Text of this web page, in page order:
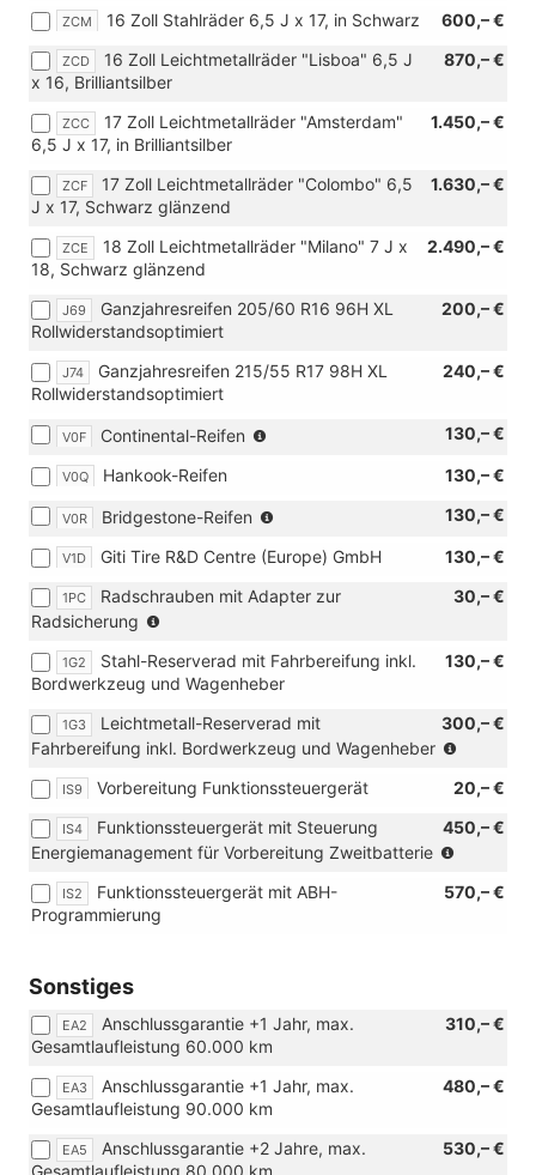
mit
Energiemanagement
Vorbereitung
Zweitbatterie)
TDI
kW
[3NR]
3er-
in
2.
(klapp-,
herausnehmbar)
mit
u.
Top
außen,
2
in
3.
Verbindung
2.0
90
1.5
kW
3er-
in
(klapp-,
Isofix
u.
Top
Tether
3.
SR)
ZCM 600,– €
16 Zoll Stahlräder 6,5 J x 17, in Schwarz
ZCD 870,– €
16 Zoll Leichtmetallräder "Lisboa" 6,5 J
x 16, Brilliantsilber
ZCC 1.450,– €
17 Zoll Leichtmetallräder "Amsterdam"
6,5 J x 17, in Brilliantsilber
ZCF 1.630,– €
17 Zoll Leichtmetallräder "Colombo" 6,5
J x 17, Schwarz glänzend
ZCE 2.490,– €
18 Zoll Leichtmetallräder "Milano" 7 J x
18, Schwarz glänzend
J69 200,– €
Ganzjahresreifen 205/60 R16 96H XL
Rollwiderstandsoptimiert
J74 240,– €
Ganzjahresreifen 215/55 R17 98H XL
Rollwiderstandsoptimiert
V0F 130,– €
Continental-Reifen
[J69]
Ganzjahresreifen
205/60
R16
oder
[J74]
215/55
R17
XL)
V0Q 130,– €
Hankook-Reifen
V0R 130,– €
Bridgestone-Reifen
Verbindung
[J69]
205/60
R16
96H
XL
oder
[J74]
Ganzjahresreifen
R17
98H
V1D 130,– €
Giti Tire R&D Centre (Europe) GmbH
1PC 30,– €
Radschrauben mit Adapter zur
Radsicherung
Verbindung
mit
1G2 130,– €
Stahl-Reserverad mit Fahrbereifung inkl.
Bordwerkzeug und Wagenheber
1G3 300,– €
Leichtmetall-Reserverad mit
Fahrbereifung inkl. Bordwerkzeug und Wagenheber
IS9 20,– €
Vorbereitung Funktionssteuergerät
IS4 450,– €
Funktionssteuergerät mit Steuerung
Energiemanagement für Vorbereitung Zweitbatterie
IS2 570,– €
Funktionssteuergerät mit ABH-
Programmierung
Sonstiges
EA2 310,– €
Anschlussgarantie +1 Jahr, max.
Gesamtlaufleistung 60.000 km
EA3 480,– €
Anschlussgarantie +1 Jahr, max.
Gesamtlaufleistung 90.000 km
EA5 530,– €
Anschlussgarantie +2 Jahre, max.
Gesamtlaufleistung 80.000 km